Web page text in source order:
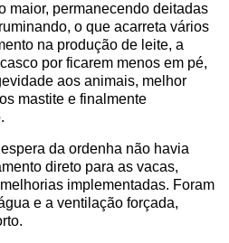
maior, permanecendo deitadas
o que acarreta vários
na produção de leite, a
por ficarem menos em pé,
aos animais, melhor
mastite e finalmente
da ordenha não havia
direto para as vacas,
implementadas. Foram
e a ventilação forçada,